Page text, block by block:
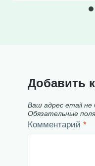
Добавить
Ваш адрес email не
Обязательные
Комментарий *